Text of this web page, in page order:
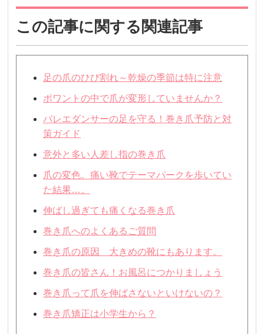
この記事に関する関連記事
足の爪のひび割れ～乾燥の季節は特に注意
ポワントの中で爪が変形していませんか？
バレエダンサーの足を守る！巻き爪予防と対
策ガイド
意外と多い人差し指の巻き爪
爪の変色。痛い靴でテーマパークを歩いてい
た結果…。
伸ばし過ぎても痛くなる巻き爪
巻き爪へのよくあるご質問
巻き爪の原因 大きめの靴にもあります。
巻き爪の皆さん！お風呂につかりましょう
巻き爪って爪を伸ばさないといけないの？
巻き爪矯正は小学生から？